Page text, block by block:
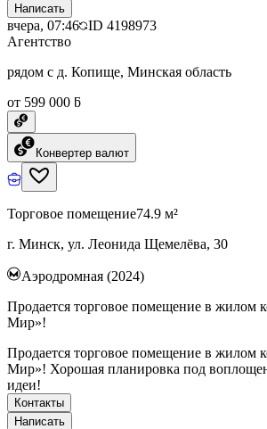
Написать
вчера, 07:46 ID 4198973
Агентство
рядом с д. Копище, Минская область
от 599 000 ƃ
Конвертер валют
Торговое помещение74.9 м²
г. Минск, ул. Леонида Щемелёва, 30
Аэродромная (2024)
Продается торговое помещение в жилом
Мир»!
Продается торговое помещение в жилом
Мир»! Хорошая планировка под
идеи!
Контакты
Написать